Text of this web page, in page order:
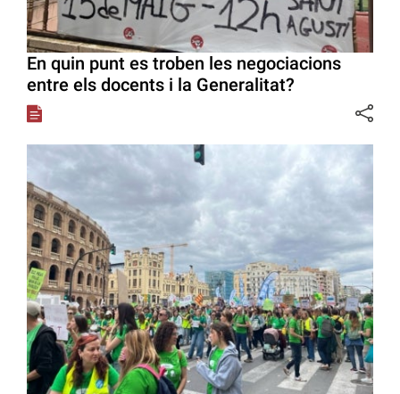
En quin punt es troben les negociacions
entre els docents i la Generalitat?